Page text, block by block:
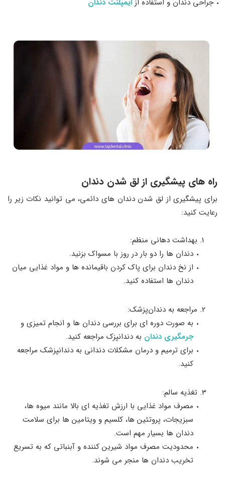
جراحی دندان و استفاده از ایمپلنت دندان
راه های پیشگیری از لق شدن دندان
برای پیشگیری از لق شدن دندان‌ های دائمی، می‌ توانید نکات زیر را
رعایت کنید:
بهداشت دهانی منظم:
دندان‌ ها را دو بار در روز با مسواک بزنید.
از نخ دندان برای پاک کردن باقیمانده‌ ها و مواد غذایی میان
دندان‌ ها استفاده کنید.
مراجعه به دندان‌پزشک:
به صورت دوره‌ ای برای بررسی دندان‌ ها و انجام تمیزی و
جرمگیری دندان به دندانپزک مراجعه کنید.
برای ترمیم و درمان مشکلات دندانی به دندانپزشک مراجعه
کنید.
تغذیه سالم:
مصرف مواد غذایی با ارزش تغذیه‌ ای بالا مانند میوه‌ ها،
سبزیجات، پروتئین‌ ها، کلسیم و ویتامین‌ ها برای سلامت
دندان‌ ها بسیار مهم است.
محدودیت مصرف مواد شیرین‌ کننده و آبنباتی که به تسریع
تخریب دندان‌ ها منجر می‌ شوند.